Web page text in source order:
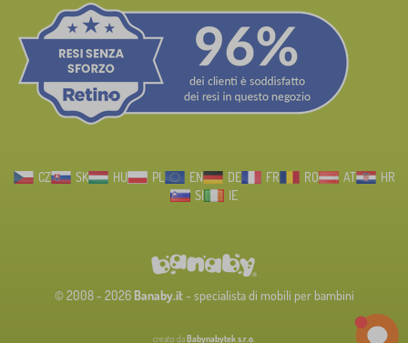
CZ SK HU PL EN DE FR RO AT
HR
SI
IE
© 2008 - 2026 Banaby.it- specialista di mobili per bambini
creato da Babynabytek s.r.o.